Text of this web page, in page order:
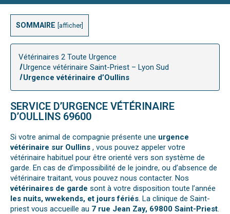
SOMMAIRE afficher
Vétérinaires 2 Toute Urgence
Urgence vétérinaire Saint-Priest – Lyon Sud
Urgence vétérinaire d’Oullins
SERVICE D’URGENCE VÉTÉRINAIRE
D’OULLINS 69600
Si votre animal de compagnie présente une urgence
vétérinaire sur Oullins , vous pouvez appeler votre
vétérinaire habituel pour être orienté vers son système de
garde. En cas de d’impossibilité de le joindre, ou d’absence de
vétérinaire traitant, vous pouvez nous contacter. Nos
vétérinaires de garde sont à votre disposition toute l’année
les nuits, wwekends, et jours fériés. La clinique de Saint-
priest vous accueille au 7 rue Jean Zay, 69800 Saint-Priest.